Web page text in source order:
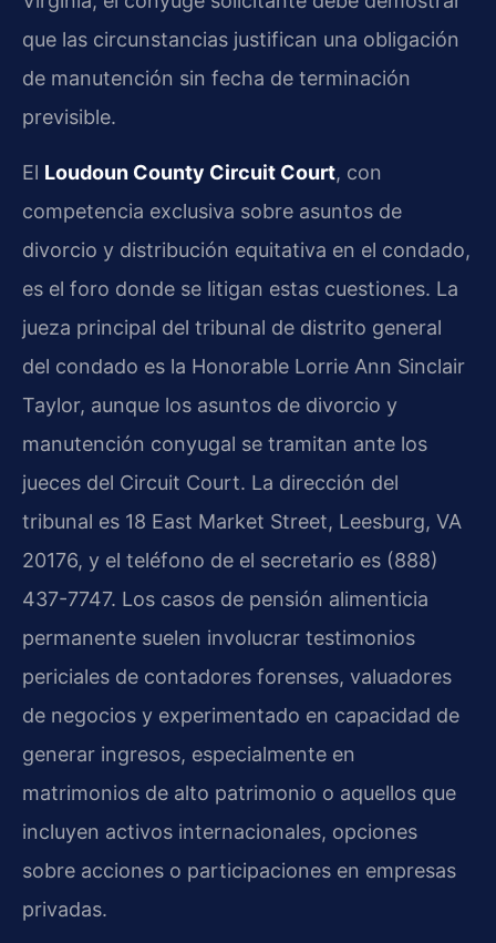
que las circunstancias justifican una obligación
de manutención sin fecha de terminación
previsible.
El Loudoun County Circuit Court, con
competencia exclusiva sobre asuntos de
divorcio y distribución equitativa en el condado,
es el foro donde se litigan estas cuestiones. La
jueza principal del tribunal de distrito general
del condado es la Honorable Lorrie Ann Sinclair
Taylor, aunque los asuntos de divorcio y
manutención conyugal se tramitan ante los
jueces del Circuit Court. La dirección del
tribunal es 18 East Market Street, Leesburg, VA
20176, y el teléfono de el secretario es (888)
437-7747. Los casos de pensión alimenticia
permanente suelen involucrar testimonios
periciales de contadores forenses, valuadores
de negocios y experimentado en capacidad de
generar ingresos, especialmente en
matrimonios de alto patrimonio o aquellos que
incluyen activos internacionales, opciones
sobre acciones o participaciones en empresas
privadas.